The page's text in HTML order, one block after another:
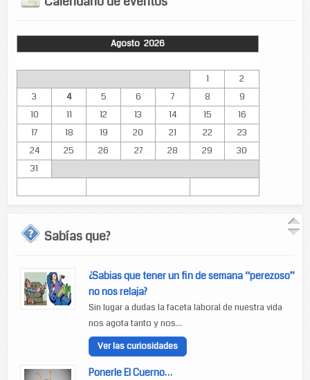
Agosto 2026
1
2
3
4 5 6 7 8
9
10
11 12 13 14 15
16
17
18 19 20 21 22
23
24
25 26 27 28 29
30
31
Sabías que?
¿Sabias que tener un fin de semana “perezoso”
no nos relaja?
Sin lugar a dudas la faceta laboral de nuestra vida
nos agota tanto y nos...
Ver las curiosidades
Ponerle El Cuerno…